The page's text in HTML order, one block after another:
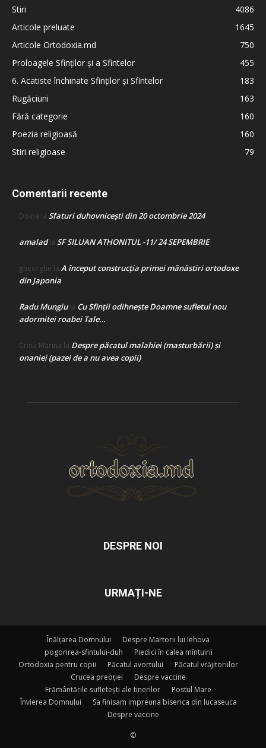
Stiri
4086
Articole preluate
1645
Articole Ortodoxia.md
750
Proloagele Sfinților și a Sfintelor
455
6. Acatiste închinate Sfinților și Sfintelor
183
Rugăciuni
163
Fără categorie
160
Poezia religioasă
160
Stiri religioase
79
Comentarii recente
Doina la Sfaturi duhovnicești din 20 octombrie 2024
amaladla SF SILUAN ATHONITUL -11/ 24 SEPEMBRIE
gheorghe la A început construcţia primei mănăstiri ortodoxe
din Japonia
Radu Mungiula Cu Sfinții odihnește Doamne sufletul nou
adormitei roabei Tale…
Crina Marina la Despre păcatul malahiei (masturbării) şi
onaniei (pazei de a nu avea copii)
DESPRE NOI
URMAȚI-NE
Înălțarea Domnului
Despre Martorii lui Iehova
pogorirea-sfintului-duh
Piedici în calea mîntuirii
Ortodoxia pentru copii
Păcatul avortului
Păcatul vrăjitoriilor
Crucea preoției
Despre vaccine
Frământările sufletești ale tinerilor
Postul Mare
Învierea Domnului
Sa finisam impreuna biserica din lucaseuca
Despre vaccine
©